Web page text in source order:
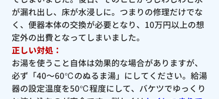
が漏れ出し、床が水浸しに。つまりの修理だけでな
く、便器本体の交換が必要となり、10万円以上の想
定外の出費となってしまいました。
正しい対処：
お湯を使うこと自体は効果的な場合がありますが、
必ず「40〜60℃のぬるま湯」にしてください。給湯
器の設定温度を50℃程度にして、バケツでゆっくり